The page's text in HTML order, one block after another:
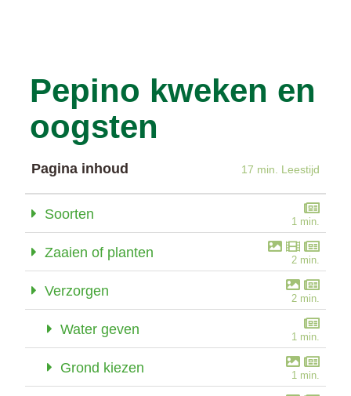
Pepino kweken en
oogsten
Pagina inhoud 17 min. Leestijd
Soorten 1 min.
Zaaien of planten 2 min.
Verzorgen 2 min.
Water geven 1 min.
Grond kiezen 1 min.